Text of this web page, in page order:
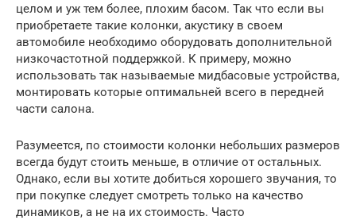
целом и уж тем более, плохим басом. Так что если вы
приобретаете такие колонки, акустику в своем
автомобиле необходимо оборудовать дополнительной
низкочастотной поддержкой. К примеру, можно
использовать так называемые мидбасовые устройства,
монтировать которые оптимальней всего в передней
части салона.
Разумеется, по стоимости колонки небольших размеров
всегда будут стоить меньше, в отличие от остальных.
Однако, если вы хотите добиться хорошего звучания, то
при покупке следует смотреть только на качество
динамиков, а не на их стоимость. Часто